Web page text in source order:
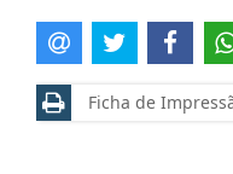
Ficha de